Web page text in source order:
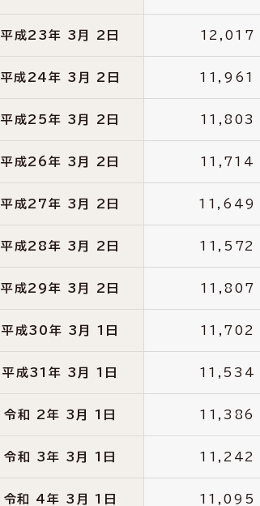
平成23年 3月 2日 12,017
平成24年 3月 2日 11,961
平成25年 3月 2日 11,803
平成26年 3月 2日 11,714
平成27年 3月 2日 11,649
平成28年 3月 2日 11,572
平成29年 3月 2日 11,807
平成30年 3月 1日 11,702
平成31年 3月 1日 11,534
令和 2年 3月 1日 11,386
令和 3年 3月 1日 11,242
令和 4年 3月 1日 11,095